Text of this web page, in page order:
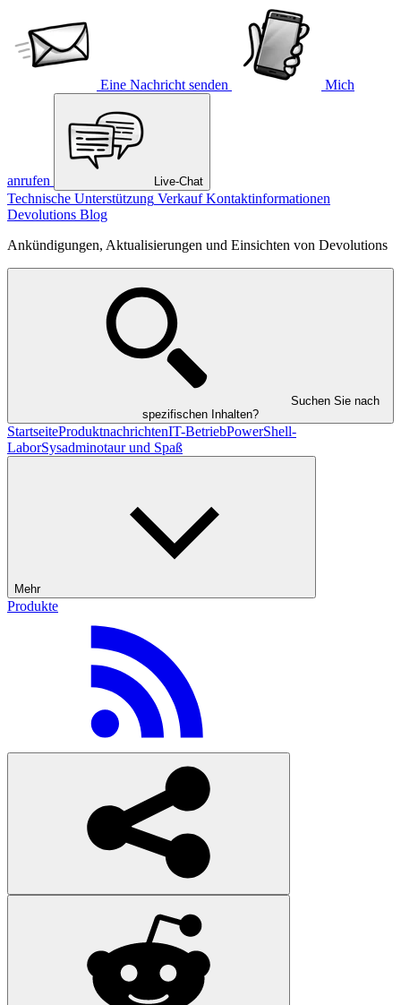
Eine Nachricht senden Mich
anrufen Live-Chat
Technische Unterstützung Verkauf Kontaktinformationen
Devolutions Blog
Ankündigungen, Aktualisierungen und Einsichten von Devolutions
Suchen Sie nach
spezifischen Inhalten?
StartseiteProduktnachrichtenIT-BetriebPowerShell-
LaborSysadminotaur und Spaß
Mehr
Produkte